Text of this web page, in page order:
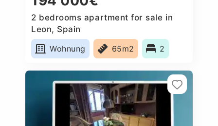
2 bedrooms apartment for sale in
Leon, Spain
Wohnung
65m2 2